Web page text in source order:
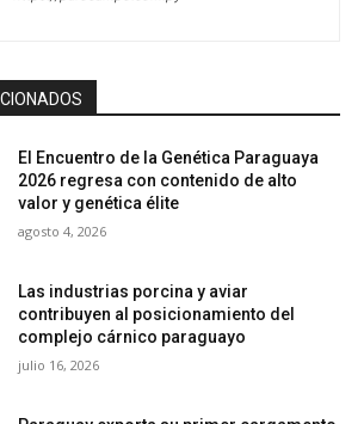
El Encuentro de la Genética Paraguaya
2026 regresa con contenido de alto
valor y genética élite
agosto 4, 2026
Las industrias porcina y aviar
contribuyen al posicionamiento del
complejo cárnico paraguayo
julio 16, 2026